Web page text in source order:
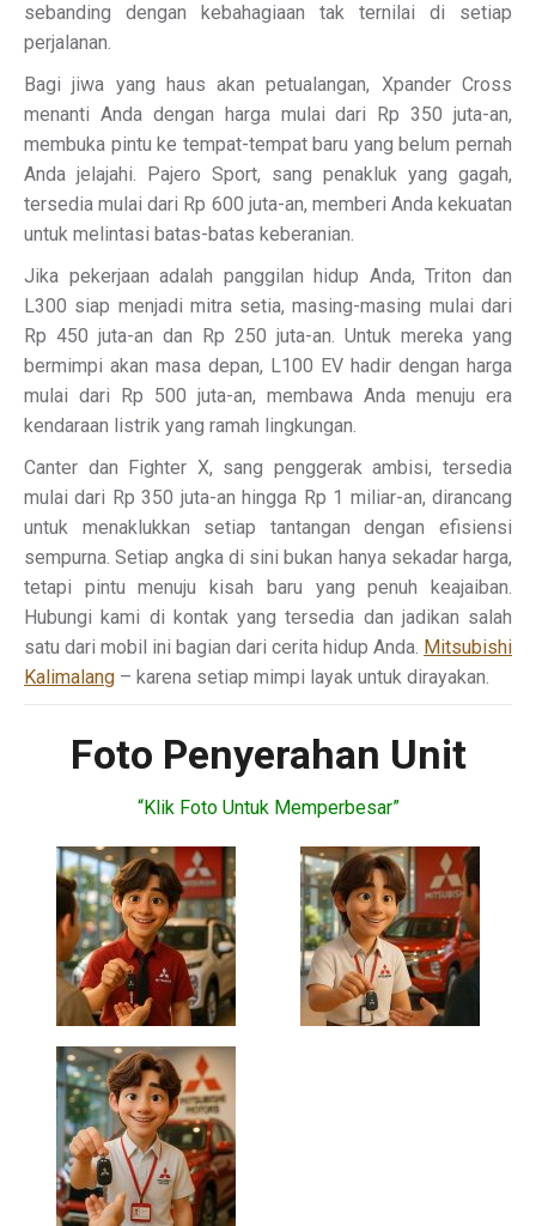
sebanding dengan kebahagiaan tak ternilai di setiap
perjalanan.
Bagi jiwa yang haus akan petualangan, Xpander Cross
menanti Anda dengan harga mulai dari Rp 350 juta-an,
membuka pintu ke tempat-tempat baru yang belum pernah
Anda jelajahi. Pajero Sport, sang penakluk yang gagah,
tersedia mulai dari Rp 600 juta-an, memberi Anda kekuatan
untuk melintasi batas-batas keberanian.
Jika pekerjaan adalah panggilan hidup Anda, Triton dan
L300 siap menjadi mitra setia, masing-masing mulai dari
Rp 450 juta-an dan Rp 250 juta-an. Untuk mereka yang
bermimpi akan masa depan, L100 EV hadir dengan harga
mulai dari Rp 500 juta-an, membawa Anda menuju era
kendaraan listrik yang ramah lingkungan.
Canter dan Fighter X, sang penggerak ambisi, tersedia
mulai dari Rp 350 juta-an hingga Rp 1 miliar-an, dirancang
untuk menaklukkan setiap tantangan dengan efisiensi
sempurna. Setiap angka di sini bukan hanya sekadar harga,
tetapi pintu menuju kisah baru yang penuh keajaiban.
Hubungi kami di kontak yang tersedia dan jadikan salah
satu dari mobil ini bagian dari cerita hidup Anda. Mitsubishi
Kalimalang – karena setiap mimpi layak untuk dirayakan.
Foto Penyerahan Unit
“Klik Foto Untuk Memperbesar”